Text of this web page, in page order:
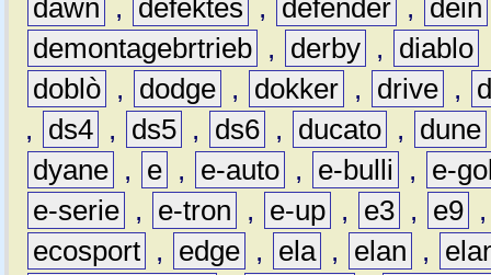
dawn , defektes , defender , dein
demontagebrtrieb , derby , diablo
doblò , dodge , dokker , drive ,
,
ds4 , ds5 , ds6 , ducato , dune
dyane , e , e-auto , e-bulli ,
e-
e-serie , e-tron , e-up , e3 , e9
ecosport , edge , ela , elan ,